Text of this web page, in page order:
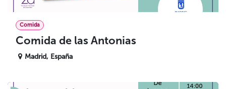
Comida
Comida de las Antonias
Madrid, España